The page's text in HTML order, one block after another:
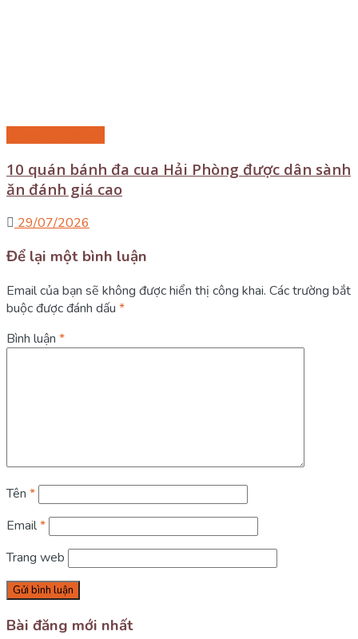
10 quán bánh đa cua Hải Phòng được dân sành
ăn đánh giá cao
29/07/2026
Để lại một bình luận
Email của bạn sẽ không được hiển thị công khai. Các trường bắt
buộc được đánh dấu *
Bình luận *
Tên *
Email*
Trang web
Bài đăng mới nhất